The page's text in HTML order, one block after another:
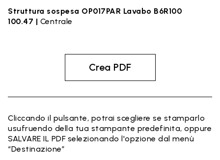
Struttura sospesa OP017PAR Lavabo B6R100
100.47 | Centrale
Crea PDF
Cliccando il pulsante, potrai scegliere se stamparlo
usufruendo della tua stampante predefinita, oppure
SALVARE IL PDF selezionando l'opzione dal menù
“Destinazione”